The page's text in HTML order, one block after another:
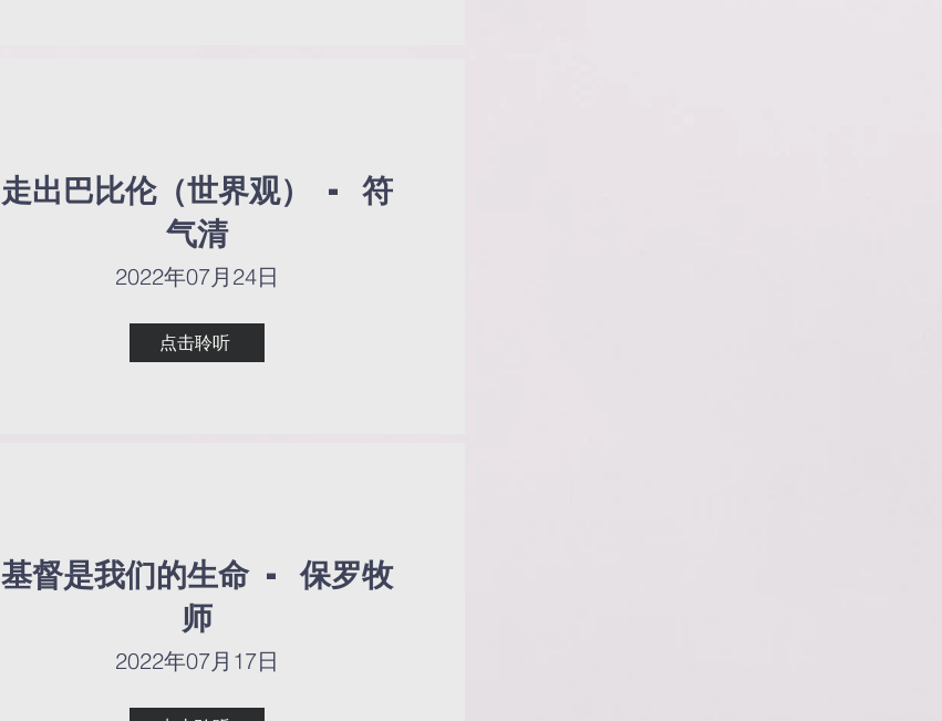
走出巴比伦（世界观） - 符
气清
2022年07月24日
点击聆听
基督是我们的生命 - 保罗牧
师
走出巴比伦（世界观） - 符
气清
2022年07月24日
点击聆听
基督是我们的生命 - 保罗牧
师
2022年07月17日